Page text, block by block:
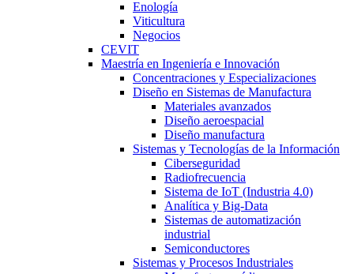
Enología
Viticultura
Negocios
CEVIT
Maestría en Ingeniería e Innovación
Concentraciones y Especializaciones
Diseño en Sistemas de Manufactura
Materiales avanzados
Diseño aeroespacial
Diseño manufactura
Sistemas y Tecnologías de la Información
Ciberseguridad
Radiofrecuencia
Sistema de IoT (Industria 4.0)
Analítica y Big-Data
Sistemas de automatización
industrial
Semiconductores
Sistemas y Procesos Industriales